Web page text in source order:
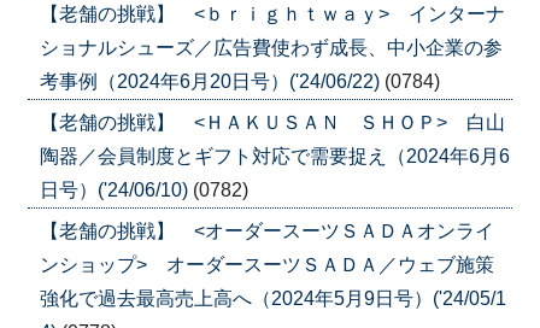
【老舗の挑戦】 <ｂｒｉｇｈｔｗａｙ> インターナ
ショナルシューズ／広告費使わず成長、中小企業の参
考事例（2024年6月20日号）('24/06/22) (0784)
【老舗の挑戦】 <ＨＡＫＵＳＡＮ ＳＨＯＰ> 白山
陶器／会員制度とギフト対応で需要捉え（2024年6月6
日号）('24/06/10) (0782)
【老舗の挑戦】 <オーダースーツＳＡＤＡオンライ
ンショップ> オーダースーツＳＡＤＡ／ウェブ施策
強化で過去最高売上高へ（2024年5月9日号）('24/05/1